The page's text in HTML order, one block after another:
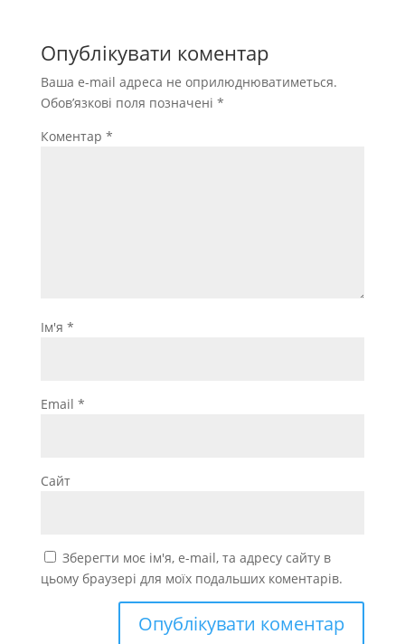
Опублікувати коментар
Ваша e-mail адреса не оприлюднюватиметься.
Обов’язкові поля позначені *
Коментар *
Ім'я *
Email *
Сайт
Зберегти моє ім'я, e-mail, та адресу сайту в
цьому браузері для моїх подальших коментарів.